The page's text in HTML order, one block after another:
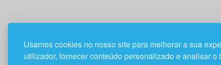
Usamos cookies no nosso site para melhorar a sua
utilizador, fornecer conteúdo personalizado e analisar o